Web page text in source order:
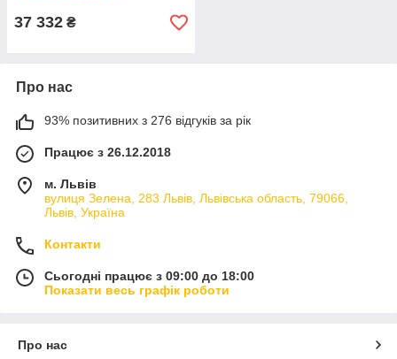
37 332 ₴
Про нас
93% позитивних з 276 відгуків за рік
Працює з 26.12.2018
м. Львів
вулиця Зелена, 283 Львів, Львівська область, 79066,
Львів, Україна
Контакти
Сьогодні працює з 09:00 до 18:00
Показати весь графік роботи
Про нас